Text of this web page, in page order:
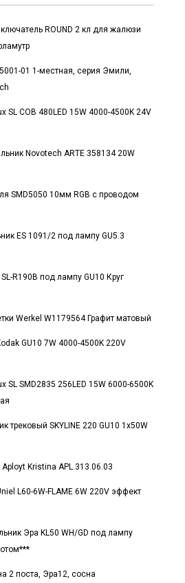
ROUND 2 кл для жалюзи
5001-01 1-местная, серия Эмили,
SL COB 480LED 15W 4000-4500K 24V
Novotech ARTE 358134 20W
SMD5050 10мм RGB с проводом
ES 1091/2 под лампу GU5.3
R190B под лампу GU10 Круг
Werkel W1179564 Графит матовый
GU10 7W 4000-4500K 220V
SL SMD2835 256LED 15W 6000-6500K
трековый SKYLINE 220 GU10 1х50W
Kristina APL.313.06.03
L60-6W-FLAME 6W 220V эффект
Эра KL50 WH/GD под лампу
2 поста, Эра12, сосна